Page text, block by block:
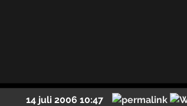
14 juli 2006 10:47